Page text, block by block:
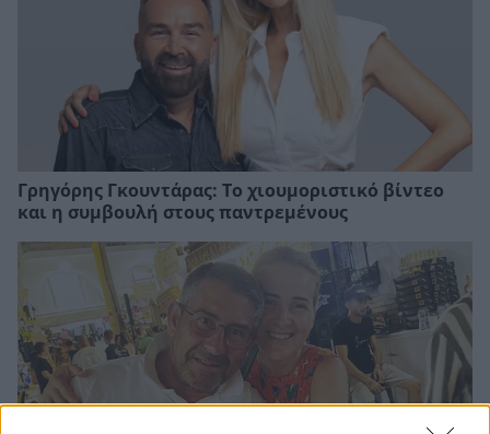
Γρηγόρης Γκουντάρας: Το χιουμοριστικό βίντεο
και η συμβουλή στους παντρεμένους